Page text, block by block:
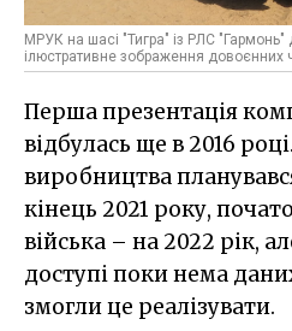
МРУК на шасі "Тигра" із РЛС "Гармонь"
ілюстративне зображення довоєнних
Перша презентація
відбулась ще в 2016
виробництва
кінець 2021 року,
війська – на 2022 рік,
доступі поки нема
змогли це реалізувати.